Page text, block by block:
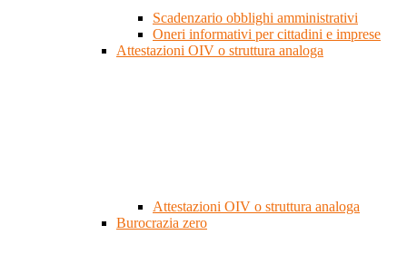
Scadenzario obblighi amministrativi
Oneri informativi per cittadini e imprese
Attestazioni OIV o struttura analoga
Attestazioni OIV o struttura analoga
Burocrazia zero